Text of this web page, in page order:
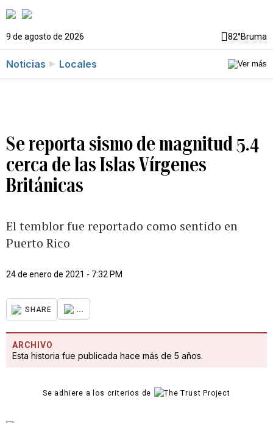
9 de agosto de 2026 82°Bruma
Noticias Locales
Se reporta sismo de magnitud 5.4
cerca de las Islas Vírgenes
Británicas
El temblor fue reportado como sentido en
Puerto Rico
24 de enero de 2021 - 7:32 PM
SHARE ...
ARCHIVO
Esta historia fue publicada hace más de 5 años.
Se adhiere a los criterios de